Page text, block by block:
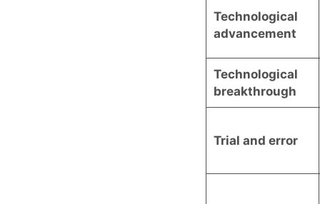
Technological
advancement
Technological
breakthrough
Trial and error